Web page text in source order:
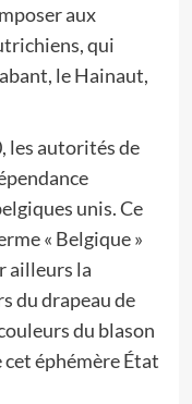
aux
qui
le Hainaut,
les autorités de
unis. Ce
« Belgique »
ailleurs la
du drapeau de
du blason
éphémère État